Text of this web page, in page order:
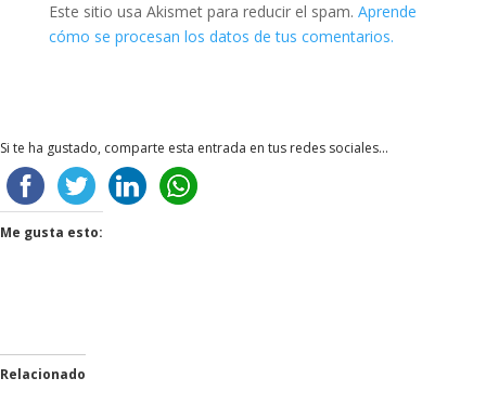
Este sitio usa Akismet para reducir el spam. Aprende
cómo se procesan los datos de tus comentarios.
Si te ha gustado, comparte esta entrada en tus redes sociales...
Me gusta esto:
Relacionado